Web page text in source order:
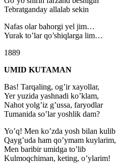
Tebratganday allalab sekin
Nafas olar bahorgi yel jim…
Yurak to’lar qo’shiqlarga lim…
1889
UMID KUTAMAN
Bas! Tarqaling, og’ir xayollar,
Yer yuzida yashnadi ko’klam,
Nahot yolg’iz g’ussa, faryodlar
Tumanida so’lar yoshlik dam?
Yo’q! Men ko’zda yosh bilan kulib
Qayg’uda ham qo’ymam kuylarim,
Men baribir umidga to’lib
Kulmoqchiman, keting, o’ylarim!